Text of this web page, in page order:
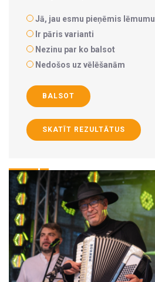
Jā, jau esmu pieņēmis lēmumu
Ir pāris varianti
Nezinu par ko balsot
Nedošos uz vēlēšanām
BALSOT
SKATĪT REZULTĀTUS